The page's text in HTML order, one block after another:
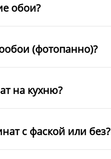
обои?
(фотопанно)?
на кухню?
с фаской или без?